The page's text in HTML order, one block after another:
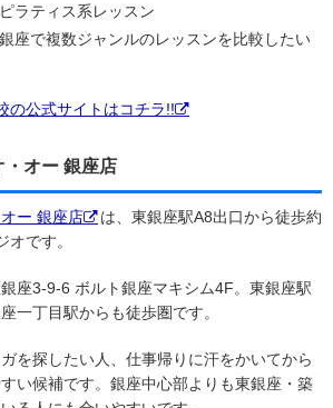
ラティス系レッスン
銀座で複数ジャンルのレッスンを比較したい
の公式サイトはコチラ!!
オー 銀座店
ー 銀座店
は、東銀座駅A8出口から徒歩約
です。
座3-9-6 ボルト銀座マキシム4F。東銀座駅
一丁目駅からも徒歩圏です。
を探したい人、仕事帰りに汗をかいてから
い候補です。銀座中心部よりも東銀座・築